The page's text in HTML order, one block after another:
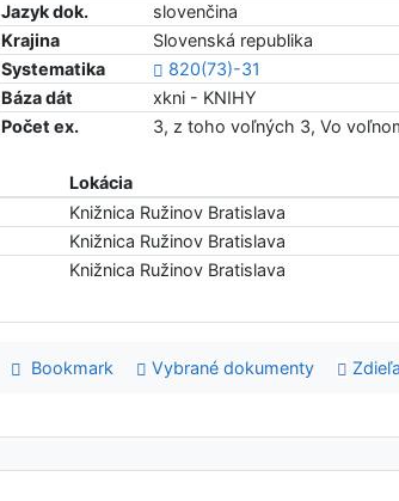
Jazyk dok.
slovenčina
Krajina
Slovenská republika
Systematika
820(73)-31
Báza dát
xkni - KNIHY
Počet ex.
3, z toho voľných 3, Vo
Lokácia
Knižnica Ružinov Bratislava
Knižnica Ružinov Bratislava
Knižnica Ružinov Bratislava
Bookmark Vybrané dokumenty